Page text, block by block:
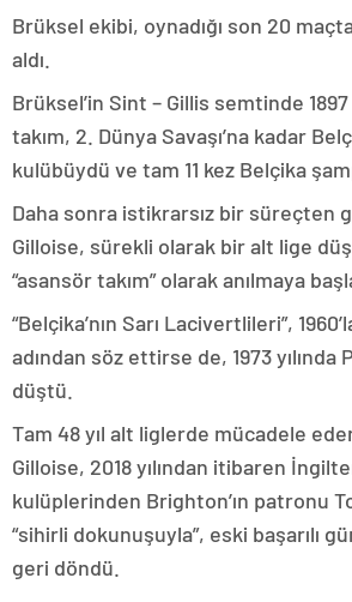
Brüksel ekibi, oynadığı son 20
aldı.
Brüksel’in Sint – Gillis semtinde 1897
takım, 2. Dünya Savaşı’na kadar
kulübüydü ve tam 11 kez Belçika
Daha sonra istikrarsız bir süreçten
Gilloise, sürekli olarak bir alt lige
“asansör takım” olarak anılmaya
“Belçika’nın Sarı Lacivertlileri”,
adından söz ettirse de, 1973 yılında
düştü.
Tam 48 yıl alt liglerde mücadele
Gilloise, 2018 yılından itibaren
kulüplerinden Brighton’ın patronu
“sihirli dokunuşuyla”, eski başarılı
geri döndü.